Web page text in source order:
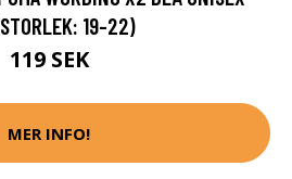
19-22)
119 SEK
MER INFO!